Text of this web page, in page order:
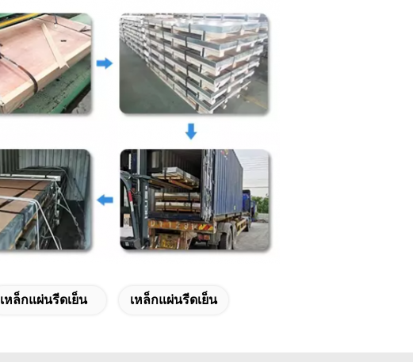
เหล็กแผ่นรีดเย็น เหล็กแผ่นรีดเย็น